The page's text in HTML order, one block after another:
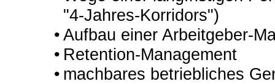
"4-Jahres-Korridors")
Aufbau einer Arbeitgeber-
Retention-Management
machbares betriebliches